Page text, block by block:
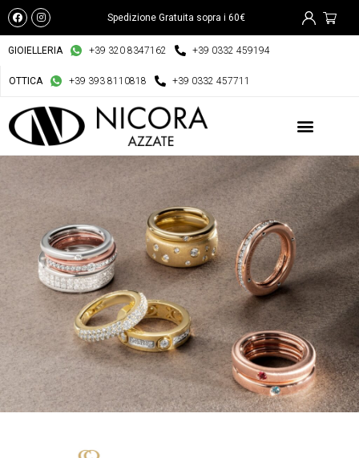
Spedizione Gratuita sopra i 60€
GIOIELLERIA +39 320 8347162 +39 0332 459194
OTTICA +39 393 8110818 +39 0332 457711